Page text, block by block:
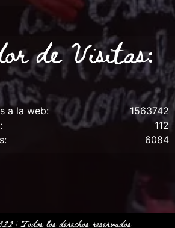
de Visitas:
1563742
a la web:
112
6084
| Todos los derechos reservados